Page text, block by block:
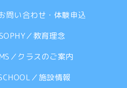
問い合わせ・体験申込
／教育理念
／クラスのご案内
／施設情報